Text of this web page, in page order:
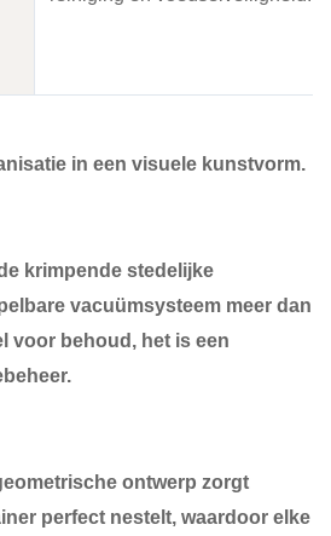
in een visuele kunstvorm.
krimpende stedelijke
vacuümsysteem meer dan
voor behoud, het is een
ontwerp zorgt
perfect nestelt, waardoor elke